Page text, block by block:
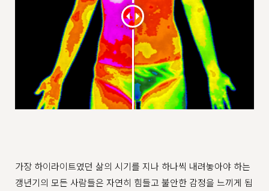
가장 하이라이트였던 삶의 시기를 지나 하나씩 내려놓아야 하는
갱년기의 모든 사람들은 자연히 힘들고 불안한 감정을 느끼게 됩